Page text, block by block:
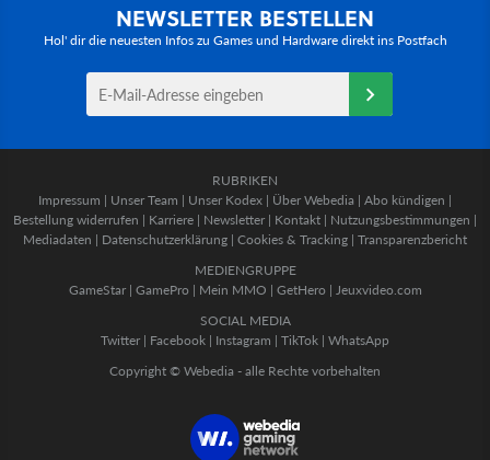
NEWSLETTER BESTELLEN
Hol' dir die neuesten Infos zu Games und Hardware direkt ins Postfach
RUBRIKEN
Impressum | Unser Team | Unser Kodex | Über Webedia | Abo kündigen |
Bestellung widerrufen | Karriere | Newsletter | Kontakt | Nutzungsbestimmungen |
Mediadaten | Datenschutzerklärung | Cookies & Tracking | Transparenzbericht
MEDIENGRUPPE
GameStar| GamePro | Mein MMO | GetHero | Jeuxvideo.com
SOCIAL MEDIA
Twitter | Facebook | Instagram | TikTok | WhatsApp
Copyright © Webedia - alle Rechte vorbehalten